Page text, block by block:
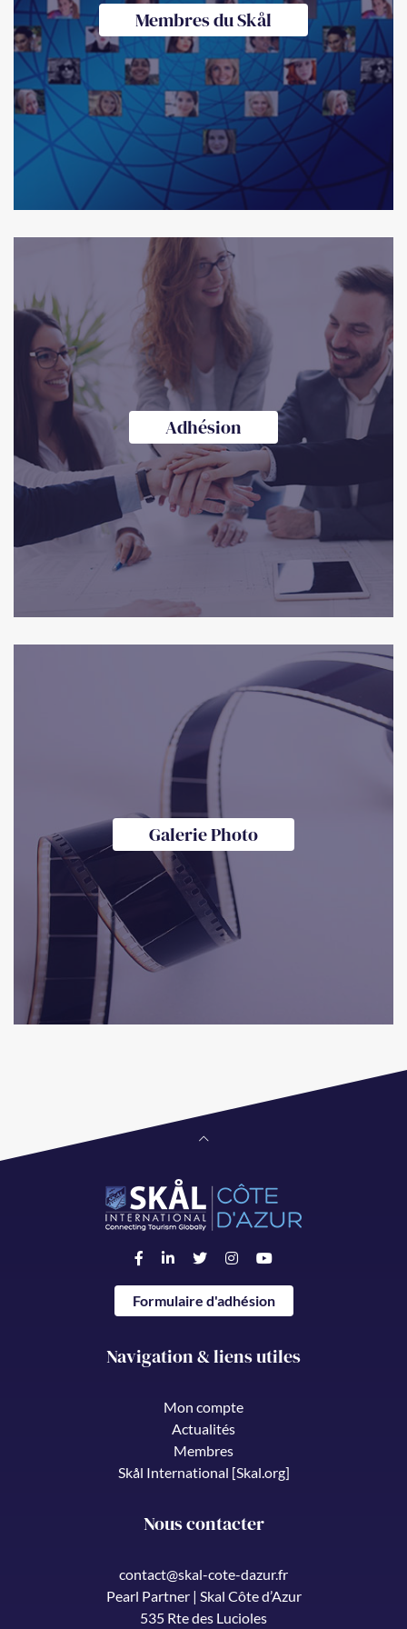
Membres du Skål
Adhésion
Galerie Photo
Formulaire d'adhésion
Navigation & liens utiles
Mon compte
Actualités
Membres
Skål International [Skal.org]
Nous contacter
contact@skal-cote-dazur.fr
Pearl Partner | Skal Côte d’Azur
535 Rte des Lucioles